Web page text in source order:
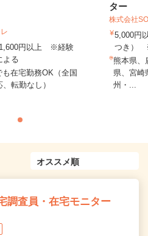
1,600円以上 ※経験
よる
在宅勤務OK（全国
転勤なし）
ター
株式会社
5,000円
つき）
熊本県、
県、宮崎
州・...
調査員・在宅モニター